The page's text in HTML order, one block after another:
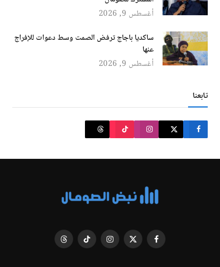
أغسطس 9, 2026
ساكديا باجاج ترفض الصمت وسط دعوات للإفراج
عنها
أغسطس 9, 2026
تابعنا
فيسبوك X
الانستغرامتيكتوك Threads